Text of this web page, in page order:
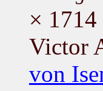
×
Victor
von